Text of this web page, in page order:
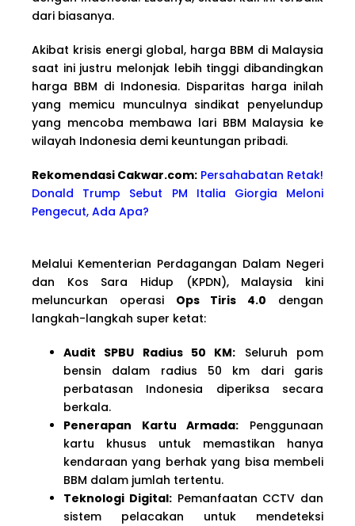
dari biasanya.
Akibat krisis energi global, harga BBM di Malaysia
saat ini justru melonjak lebih tinggi dibandingkan
harga BBM di Indonesia. Disparitas harga inilah
yang memicu munculnya sindikat penyelundup
yang mencoba membawa lari BBM Malaysia ke
wilayah Indonesia demi keuntungan pribadi.
Rekomendasi Cakwar.com: Persahabatan Retak!
Donald Trump Sebut PM Italia Giorgia Meloni
Pengecut, Ada Apa?
Melalui Kementerian Perdagangan Dalam Negeri
dan Kos Sara Hidup (KPDN), Malaysia kini
meluncurkan operasi Ops Tiris 4.0 dengan
langkah-langkah super ketat:
Audit SPBU Radius 50 KM: Seluruh pom
bensin dalam radius 50 km dari garis
perbatasan Indonesia diperiksa secara
berkala.
Penerapan Kartu Armada: Penggunaan
kartu khusus untuk memastikan hanya
kendaraan yang berhak yang bisa membeli
BBM dalam jumlah tertentu.
Teknologi Digital:Pemanfaatan CCTV dan
sistem pelacakan untuk mendeteksi